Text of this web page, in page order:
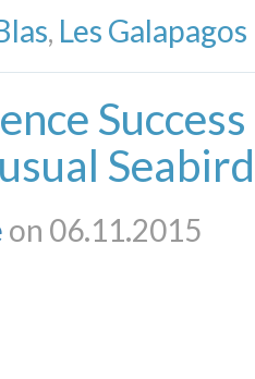
, Les Galapagos
on 06.11.2015